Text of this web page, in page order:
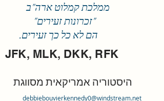
ממלכת קמלוט ארה"ב
"זכרונות זעירים"
הם לא כל כך זעירים.
JFK, MLK, DKK, RFK
היסטוריה אמריקאית מסווגת
debbiebouvierkennedy0@windstream.net